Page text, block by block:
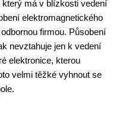
má v blízkosti vedení
elektromagnetického
firmou. Působení
nevztahuje jen k vedení
elektronice, kterou
velmi těžké vyhnout se